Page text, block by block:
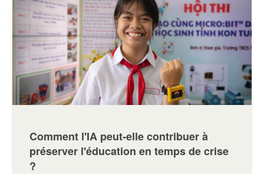
Comment l'IA peut-elle contribuer à
préserver l'éducation en temps de crise
?